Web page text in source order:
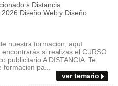
a Distancia
Diseño Web y Diseño
nuestra formación, aquí
si realizas el CURSO
publicitario A DISTANCIA. Te
pa...
ver temario